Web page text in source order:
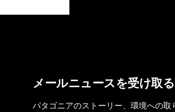
メールニュースを受け取る
パタゴニアのストーリー、環境への取